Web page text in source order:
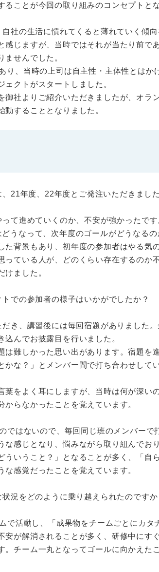
ることが今回の取り組みのコンセプトと
自社の生活に慣れてくると薄れていく傾
感じますが、当時ではそれが当たり前
ませんでした。
り、当時の上司は自主性・主体性とは
ェクトがスタートしました。
御社よりご紹介いただきましたが、オ
動することとなりました。
21年度、22年度とご発注いただきまし
て進めていくのか、不安が強かったで
うなって、次年度のゴールがどうなる
た背景もあり、初年度の参加者はやる気
っている人が、どのくらい存在するのか
けました。
トでの参加者の様子はいかがでしたか？
き、講習後には毎回宿題がありました
んでお披露目を行いました。
は難しかった思い出があります。宿題
かな？」とメンバー間で打ち合わせして
葉をよく耳にしますが、当時は何が深い
からなかったことを覚えています。
ではないので、毎回同じ班のメンバーで
な感じとなり、悩みながら取り組んでお
ういうこと？」となることが多く、「自
感覚だったことを覚えています。
状況をどのように乗り越えられたのですか
で活動し、「成果物をチームごとにカ
安が解消されることが多く、研修中に
。チーム一丸となってゴールに向かえた